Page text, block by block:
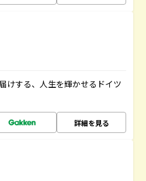
けする、人生を輝かせるドイツ
詳細を見る